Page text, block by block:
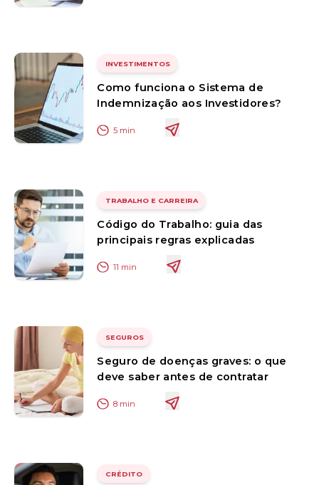
INVESTIMENTOS
Como funciona o Sistema de
Indemnização aos Investidores?
5 min
TRABALHO E CARREIRA
Código do Trabalho: guia das
principais regras explicadas
11 min
SEGUROS
Seguro de doenças graves: o que
deve saber antes de contratar
8 min
CRÉDITO